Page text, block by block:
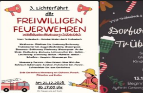
Feuerwehr
Suchen
nach:
Menü
Springe
Beiträge 2025